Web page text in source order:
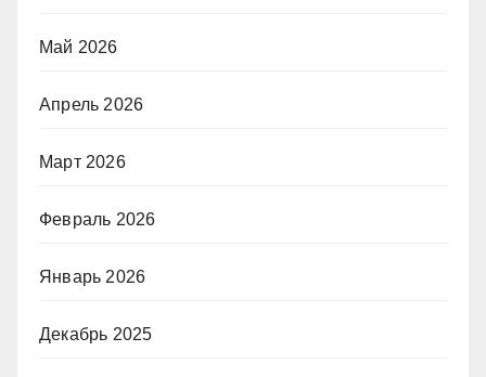
Май 2026
Апрель 2026
Март 2026
Февраль 2026
Январь 2026
Декабрь 2025